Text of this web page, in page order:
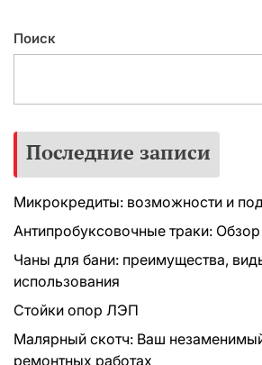
Поиск
Последние записи
Микрокредиты: возможности и
Антипробуксовочные траки:
Чаны для бани: преимущества,
использования
Стойки опор ЛЭП
Малярный скотч: Ваш
ремонтных работах